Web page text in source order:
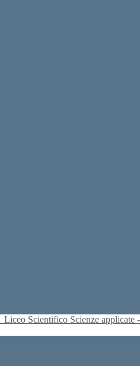
Liceo Scientifico Scienze applicate